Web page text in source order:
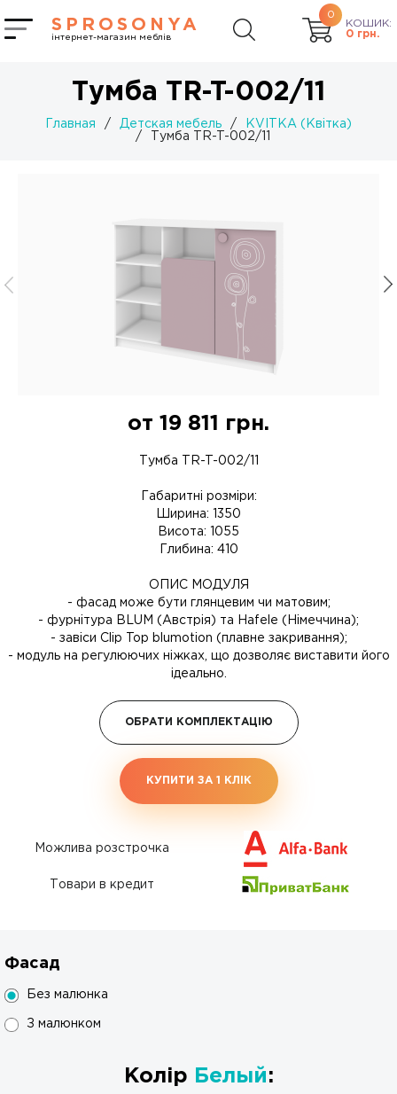
SPROSONYA
інтернет-магазин меблів
0
КОШИК:
0 грн.
Тумба TR-T-002/11
Главная / Детская мебель /
KVITKA (Квітка)
/
Тумба TR-T-002/11
от 19 811 грн.
Тумба TR-T-002/11
Габаритні розміри:
Ширина: 1350
Висота: 1055
Глибина: 410
ОПИС МОДУЛЯ
- фасад може бути глянцевим чи матовим;
- фурнітура BLUM (Австрія) та Hafele (Німеччина);
- завіси Clip Top blumotion (плавне закривання);
- модуль на регулюючих ніжках, що дозволяє виставити його
ідеально.
ОБРАТИ КОМПЛЕКТАЦІЮ
КУПИТИ ЗА 1 КЛIК
Можлива розстрочка
Товари в кредит
Фасад
Без малюнка
З малюнком
Колір Белый: